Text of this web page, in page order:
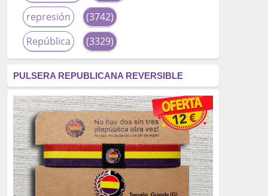
represión
(3742)
República
(3329)
fascismo
(2677)
tardofranquismo
(2320)
Actualidad
(2319)
monarquía
(2253)
borbones
(2176)
PULSERA REPUBLICANA REVERSIBLE